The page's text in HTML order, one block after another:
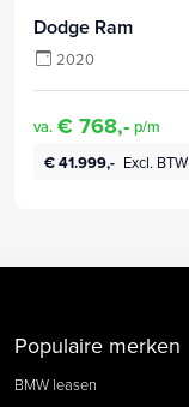
Dodge Ram
2020
va. € 768,- p/m
€ 41.999,- Excl. BTW
Populaire merken
BMW leasen